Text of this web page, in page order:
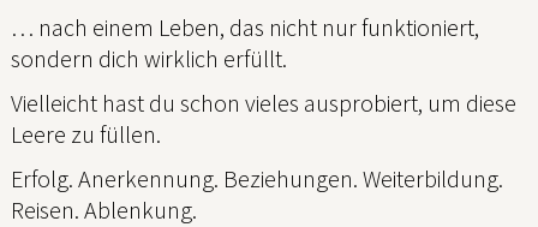
… nach einem Leben, das nicht nur funktioniert,
sondern dich wirklich erfüllt.
Vielleicht hast du schon vieles ausprobiert, um diese
Leere zu füllen.
Erfolg. Anerkennung. Beziehungen. Weiterbildung.
Reisen. Ablenkung.